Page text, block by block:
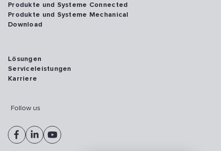
Produkte und Systeme Connected
Produkte und Systeme Mechanical
Download
Lösungen
Serviceleistungen
Karriere
Follow us